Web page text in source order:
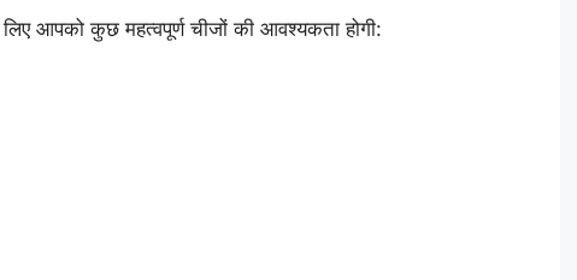
आपको कुछ महत्वपूर्ण चीजों की आवश्यकता होगी: